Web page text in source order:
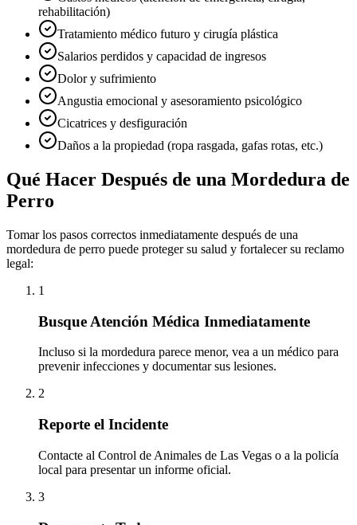
rehabilitación)
Tratamiento médico futuro y cirugía plástica
Salarios perdidos y capacidad de ingresos
Dolor y sufrimiento
Angustia emocional y asesoramiento psicológico
Cicatrices y desfiguración
Daños a la propiedad (ropa rasgada, gafas rotas, etc.)
Qué Hacer Después de una Mordedura de
Perro
Tomar los pasos correctos inmediatamente después de una
mordedura de perro puede proteger su salud y fortalecer su reclamo
legal:
1
Busque Atención Médica Inmediatamente
Incluso si la mordedura parece menor, vea a un médico para
prevenir infecciones y documentar sus lesiones.
2
Reporte el Incidente
Contacte al Control de Animales de Las Vegas o a la policía
local para presentar un informe oficial.
3